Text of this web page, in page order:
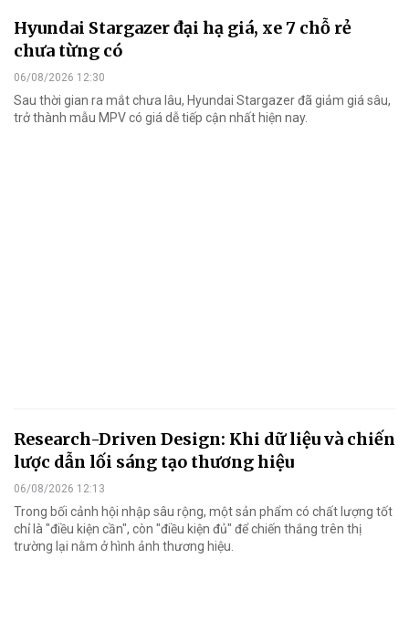
Hyundai Stargazer đại hạ giá, xe 7 chỗ rẻ
chưa từng có
06/08/2026 12:30
Sau thời gian ra mắt chưa lâu, Hyundai Stargazer đã giảm giá sâu,
trở thành mẫu MPV có giá dễ tiếp cận nhất hiện nay.
Research-Driven Design: Khi dữ liệu và chiến
lược dẫn lối sáng tạo thương hiệu
06/08/2026 12:13
Trong bối cảnh hội nhập sâu rộng, một sản phẩm có chất lượng tốt
chỉ là "điều kiện cần", còn "điều kiện đủ" để chiến thắng trên thị
trường lại nằm ở hình ảnh thương hiệu.